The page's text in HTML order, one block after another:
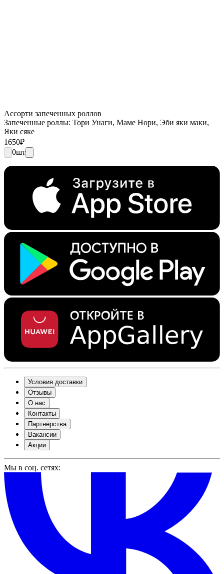
Ассорти запеченных роллов
Запеченные роллы: Тори Унаги, Маме Нори, Эби яки маки,
Яки сяке
1650₽
0шт
Условия доставки
Отзывы
О нас
Контакты
Партнёрства
Вакансии
Акции
Мы в соц. сетях: